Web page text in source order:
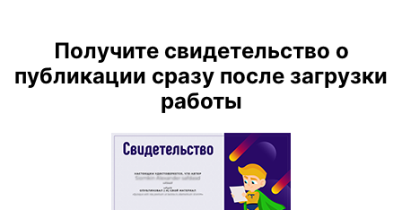
Получите свидетельство о
публикации сразу после загрузки
работы